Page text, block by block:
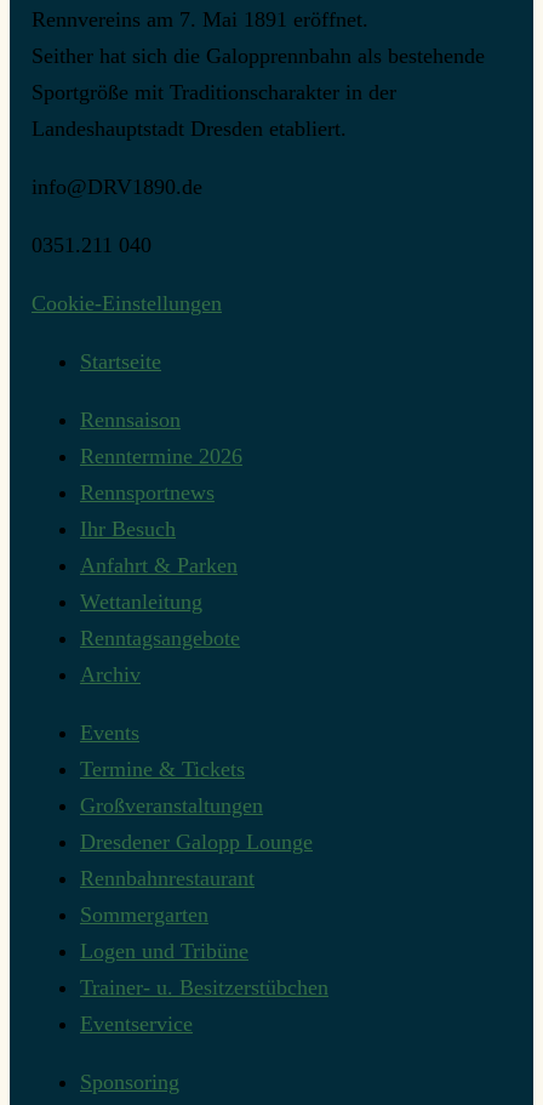
Rennvereins am 7. Mai 1891 eröffnet.
Seither hat sich die Galopprennbahn als bestehende
Sportgröße mit Traditionscharakter in der
Landeshauptstadt Dresden etabliert.
info@DRV1890.de
0351.211 040
Cookie-Einstellungen
Startseite
Rennsaison
Renntermine 2026
Rennsportnews
Ihr Besuch
Anfahrt & Parken
Wettanleitung
Renntagsangebote
Archiv
Events
Termine & Tickets
Großveranstaltungen
Dresdener Galopp Lounge
Rennbahnrestaurant
Sommergarten
Logen und Tribüne
Trainer- u. Besitzerstübchen
Eventservice
Sponsoring